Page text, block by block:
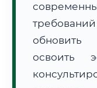
• Маршрут транзита:
~3
• Экспресс-доставка
обновить
освоить